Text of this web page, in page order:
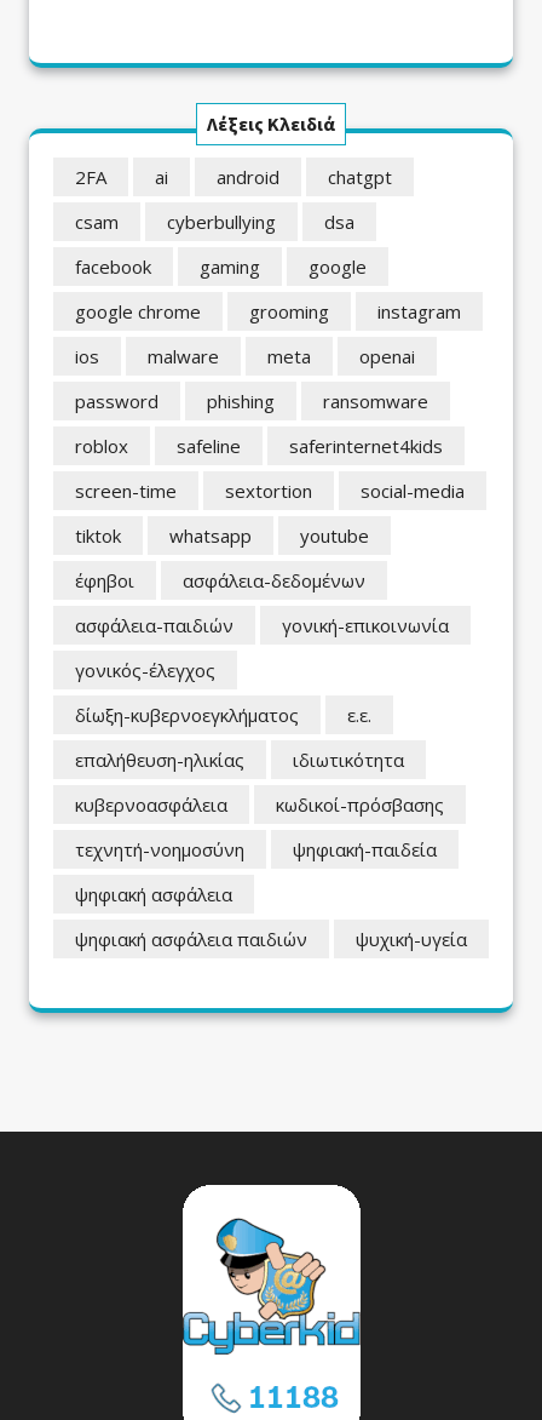
Λέξεις Κλειδιά
2FA ai android
chatgpt
csam
cyberbullying
dsa
facebook
gaming
google
google chrome
grooming
instagram
ios
malware meta
openai
password
phishing
ransomware
roblox
safeline
saferinternet4kids
screen-time
sextortion
social-media
tiktok
whatsapp
youtube
έφηβοι
ασφάλεια-δεδομένων
ασφάλεια-παιδιών
γονική-επικοινωνία
γονικός-έλεγχος
δίωξη-κυβερνοεγκλήματος
ε.ε.
επαλήθευση-ηλικίας
ιδιωτικότητα
κυβερνοασφάλεια
κωδικοί-πρόσβασης
τεχνητή-νοημοσύνη
ψηφιακή-παιδεία
ψηφιακή ασφάλεια
ψηφιακή ασφάλεια παιδιών
ψυχική-υγεία